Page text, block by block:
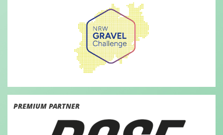
PREMIUM PARTNER